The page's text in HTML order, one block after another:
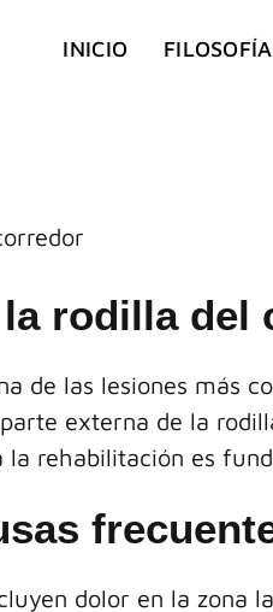
INICIO FILOSOFÍA
rodilla del
de las lesiones más
externa de la
la rehabilitación es
dolor en la